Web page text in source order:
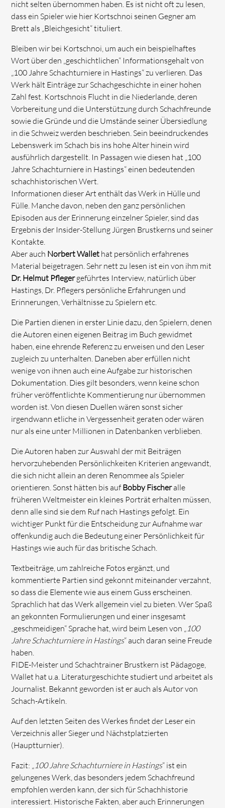
nicht selten übernommen haben. Es ist nicht oft zu lesen,
dass ein Spieler wie hier Kortschnoi seinen Gegner am
Brett als „Bleichgesicht“ tituliert.
Bleiben wir bei Kortschnoi, um auch ein beispielhaftes
Wort über den „geschichtlichen“ Informationsgehalt von
„100 Jahre Schachturniere in Hastings“ zu verlieren. Das
Werk hält Einträge zur Schachgeschichte in einer hohen
Zahl fest. Kortschnois Flucht in die Niederlande, deren
Vorbereitung und die Unterstützung durch Schachfreunde
sowie die Gründe und die Umstände seiner Übersiedlung
in die Schweiz werden beschrieben. Sein beeindruckendes
Lebenswerk im Schach bis ins hohe Alter hinein wird
ausführlich dargestellt. In Passagen wie diesen hat „100
Jahre Schachturniere in Hastings“ einen bedeutenden
schachhistorischen Wert.
Informationen dieser Art enthält das Werk in Hülle und
Fülle. Manche davon, neben den ganz persönlichen
Episoden aus der Erinnerung einzelner Spieler, sind das
Ergebnis der Insider-Stellung Jürgen Brustkerns und seiner
Kontakte.
Aber auch Norbert Wallet hat persönlich erfahrenes
Material beigetragen. Sehr nett zu lesen ist ein von ihm mit
Dr. Helmut Pflegergeführtes Interview, natürlich über
Hastings, Dr. Pflegers persönliche Erfahrungen und
Erinnerungen, Verhältnisse zu Spielern etc.
Die Partien dienen in erster Linie dazu, den Spielern, denen
die Autoren einen eigenen Beitrag im Buch gewidmet
haben, eine ehrende Referenz zu erweisen und den Leser
zugleich zu unterhalten. Daneben aber erfüllen nicht
wenige von ihnen auch eine Aufgabe zur historischen
Dokumentation. Dies gilt besonders, wenn keine schon
früher veröffentlichte Kommentierung nur übernommen
worden ist. Von diesen Duellen wären sonst sicher
irgendwann etliche in Vergessenheit geraten oder wären
nur als eine unter Millionen in Datenbanken verblieben.
Die Autoren haben zur Auswahl der mit Beiträgen
hervorzuhebenden Persönlichkeiten Kriterien angewandt,
die sich nicht allein an deren Renommee als Spieler
orientieren. Sonst hätten bis auf Bobby Fischeralle
früheren Weltmeister ein kleines Porträt erhalten müssen,
denn alle sind sie dem Ruf nach Hastings gefolgt. Ein
wichtiger Punkt für die Entscheidung zur Aufnahme war
offenkundig auch die Bedeutung einer Persönlichkeit für
Hastings wie auch für das britische Schach.
Textbeiträge, um zahlreiche Fotos ergänzt, und
kommentierte Partien sind gekonnt miteinander verzahnt,
so dass die Elemente wie aus einem Guss erscheinen.
Sprachlich hat das Werk allgemein viel zu bieten. Wer Spaß
an gekonnten Formulierungen und einer insgesamt
„geschmeidigen“ Sprache hat, wird beim Lesen von „100
Jahre Schachturniere in Hastings“ auch daran seine Freude
haben.
FIDE-Meister und Schachtrainer Brustkern ist Pädagoge,
Wallet hat u.a. Literaturgeschichte studiert und arbeitet als
Journalist. Bekannt geworden ist er auch als Autor von
Schach-Artikeln.
Auf den letzten Seiten des Werkes findet der Leser ein
Verzeichnis aller Sieger und Nächstplatzierten
(Hauptturnier).
Fazit: „100 Jahre Schachturniere in Hastings“ ist ein
gelungenes Werk, das besonders jedem Schachfreund
empfohlen werden kann, der sich für Schachhistorie
interessiert. Historische Fakten, aber auch Erinnerungen